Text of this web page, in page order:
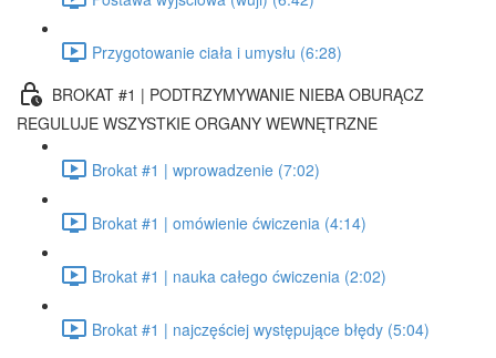
Przygotowanie ciała i umysłu (6:28)
BROKAT #1 | PODTRZYMYWANIE NIEBA OBURĄCZ
REGULUJE WSZYSTKIE ORGANY WEWNĘTRZNE
Brokat #1 | wprowadzenie (7:02)
Brokat #1 | omówienie ćwiczenia (4:14)
Brokat #1 | nauka całego ćwiczenia (2:02)
Brokat #1 | najczęściej występujące błędy (5:04)